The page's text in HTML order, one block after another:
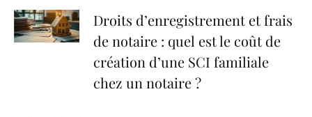
Droits d’enregistrement et frais
de notaire : quel est le coût de
création d’une SCI familiale
chez un notaire ?